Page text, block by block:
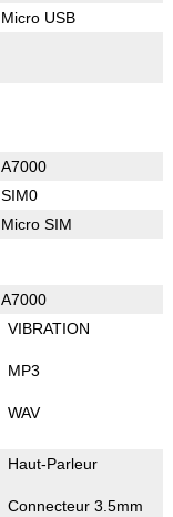
Micro USB
A7000
SIM0
Micro SIM
A7000
VIBRATION
MP3
WAV
Haut-Parleur
Connecteur 3.5mm